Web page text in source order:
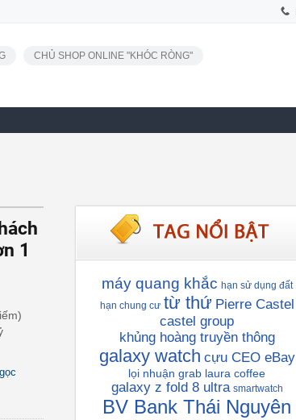
CHỦ SHOP ONLINE "KHÓC RÒNG"
1
máy quang khắc hạn sử dụng đất
hạn chung cư từ thứ Pierre Castel
castel group
khủng hoàng truyền thông
galaxy watch cựu CEO eBay
lọi nhuận grab laura coffee
galaxy z fold 8 ultra smartwatch
BV Bank Thái Nguyên